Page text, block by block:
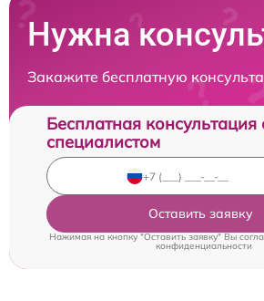
Нужна
Закажите бесплатную
Бесплатная консультация
специалистом
Оставить заявку
Нажимая на кнопку "Оставить заявку" Вы
конфиденциальности